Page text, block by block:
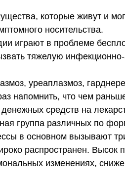
которые живут и
носительства.
играют в проблеме
тяжелую
уреаплазмоз,
напомнить, что чем
денежных средств на
группа различных по
в основном вызывают
распространен. Высок
изменениях,